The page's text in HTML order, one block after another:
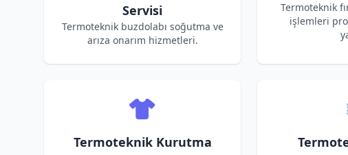
Servisi
Termoteknik buzdolabı soğutma ve
arıza onarım hizmetleri.
Termoteknik
işlemleri
Termoteknik Kurutma